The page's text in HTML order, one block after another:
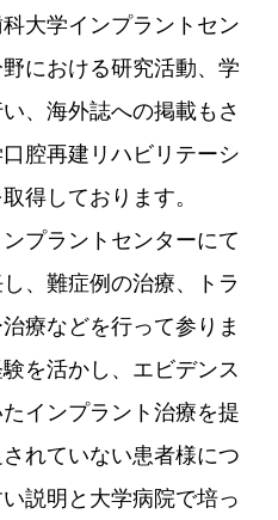
大学インプラントセン
における研究活動、学
、海外誌への掲載もさ
腔再建リハビリテーシ
得しております。
プラントセンターにて
、難症例の治療、トラ
療などを行って参りま
を活かし、エビデンス
インプラント治療を提
れていない患者様につ
説明と大学病院で培っ